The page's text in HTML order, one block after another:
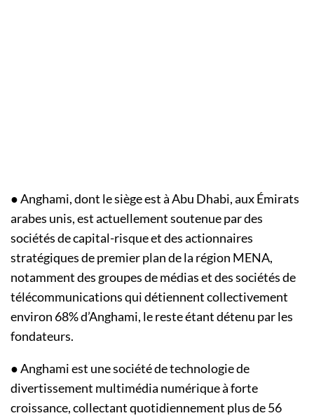
● Anghami, dont le siège est à Abu Dhabi, aux Émirats
arabes unis, est actuellement soutenue par des
sociétés de capital-risque et des actionnaires
stratégiques de premier plan de la région MENA,
notamment des groupes de médias et des sociétés de
télécommunications qui détiennent collectivement
environ 68% d’Anghami, le reste étant détenu par les
fondateurs.
● Anghami est une société de technologie de
divertissement multimédia numérique à forte
croissance, collectant quotidiennement plus de 56